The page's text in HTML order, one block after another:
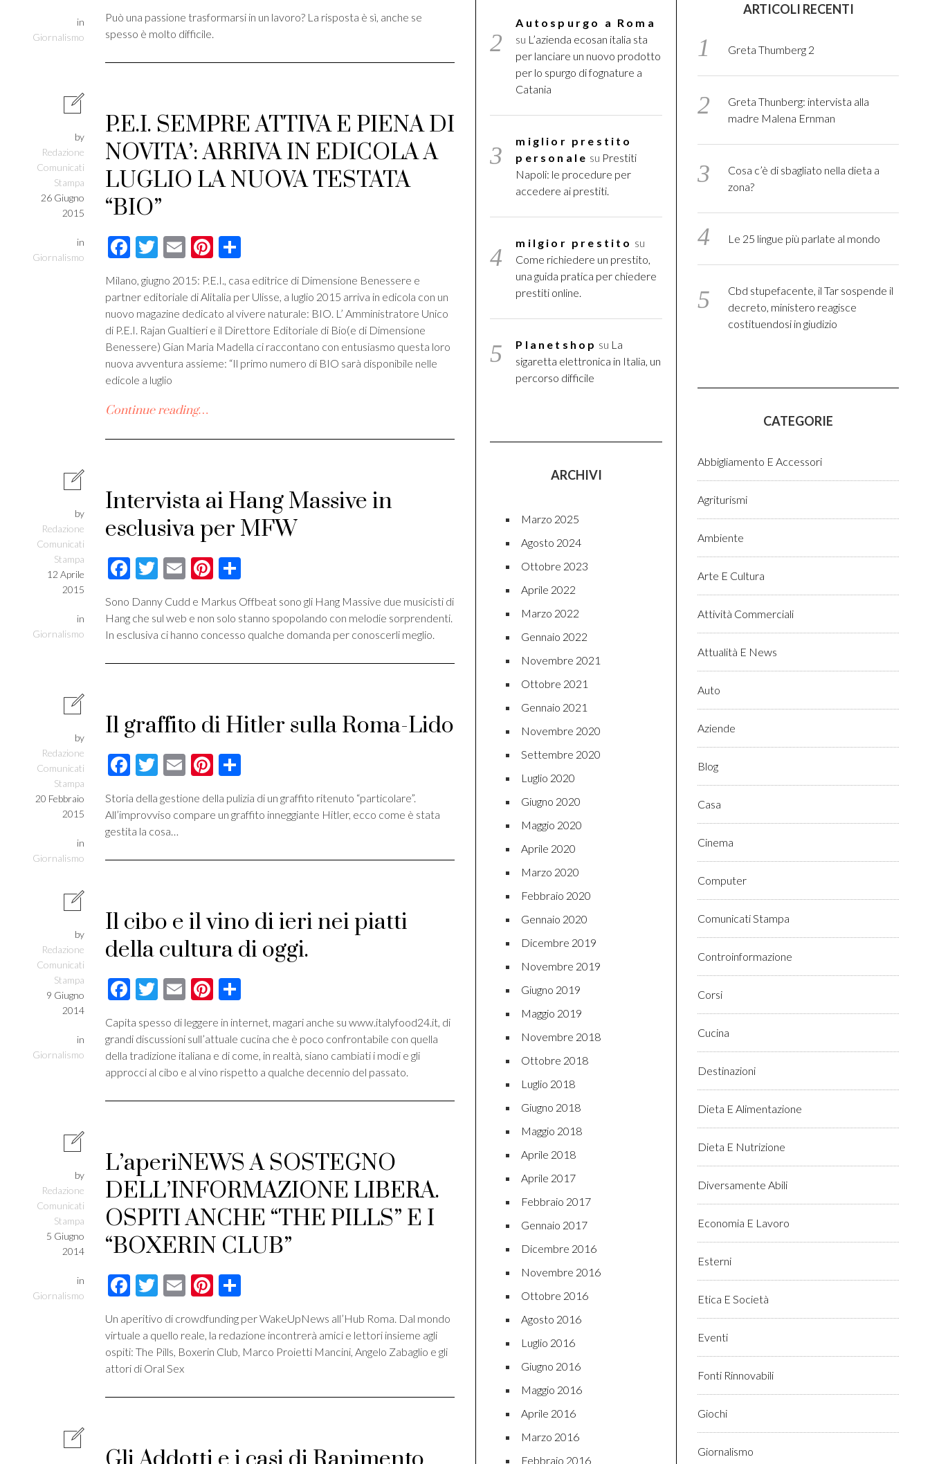
in
Giornalismo
Può una passione trasformarsi in un lavoro? La risposta è sì, anche se
spesso è molto difficile.
by
Redazione
Comunicati
Stampa
26 Giugno
2015
in
Giornalismo
P.E.I. SEMPRE ATTIVA E PIENA DI
NOVITA’: ARRIVA IN EDICOLA A
LUGLIO LA NUOVA TESTATA
“BIO”
Facebook
Twitter
EmailPinterest
Milano, giugno 2015: P.E.I., casa editrice di Dimensione Benessere e
partner editoriale di Alitalia per Ulisse, a luglio 2015 arriva in edicola con un
nuovo magazine dedicato al vivere naturale: BIO. L’ Amministratore Unico
di P.E.I. Rajan Gualtieri e il Direttore Editoriale di Bio(e di Dimensione
Benessere) Gian Maria Madella ci raccontano con entusiasmo questa loro
nuova avventura assieme: “Il primo numero di BIO sarà disponibile nelle
edicole a luglio
Continue reading…
by
Redazione
Comunicati
Stampa
12 Aprile
2015
in
Giornalismo
Intervista ai Hang Massive in
esclusiva per MFW
Facebook
Twitter
EmailPinterest
Sono Danny Cudd e Markus Offbeat sono gli Hang Massive due musicisti di
Hang che sul web e non solo stanno spopolando con melodie sorprendenti.
In esclusiva ci hanno concesso qualche domanda per conoscerli meglio.
by
Redazione
Comunicati
Stampa
20 Febbraio
2015
in
Giornalismo
Il graffito di Hitler sulla Roma-Lido
Facebook
Twitter
EmailPinterest
Storia della gestione della pulizia di un graffito ritenuto “particolare”.
All’improvviso compare un graffito inneggiante Hitler, ecco come è stata
gestita la cosa…
by
Redazione
Comunicati
Stampa
9 Giugno
2014
in
Giornalismo
Il cibo e il vino di ieri nei piatti
della cultura di oggi.
Facebook
Twitter
EmailPinterest
Capita spesso di leggere in internet, magari anche su www.italyfood24.it, di
grandi discussioni sull’attuale cucina che è poco confrontabile con quella
della tradizione italiana e di come, in realtà, siano cambiati i modi e gli
approcci al cibo e al vino rispetto a qualche decennio del passato.
by
Redazione
Comunicati
Stampa
5 Giugno
2014
in
Giornalismo
L’aperiNEWS A SOSTEGNO
DELL’INFORMAZIONE LIBERA.
OSPITI ANCHE “THE PILLS” E I
“BOXERIN CLUB”
Facebook
Twitter
EmailPinterest
Un aperitivo di crowdfunding per WakeUpNews all’Hub Roma. Dal mondo
virtuale a quello reale, la redazione incontrerà amici e lettori insieme agli
ospiti: The Pills, Boxerin Club, Marco Proietti Mancini, Angelo Zabaglio e gli
attori di Oral Sex
Autospurgo a Roma
su L’azienda ecosan italia sta
per lanciare un nuovo prodotto
per lo spurgo di fognature a
Catania
miglior prestito
personale su Prestiti
Napoli: le procedure per
accedere ai prestiti.
milgior prestito su
Come richiedere un prestito,
una guida pratica per chiedere
prestiti online.
Planetshop su La
sigaretta elettronica in Italia, un
percorso difficile
ARCHIVI
Marzo 2025
Agosto 2024
Ottobre 2023
Aprile 2022
Marzo 2022
Gennaio 2022
Novembre 2021
Ottobre 2021
Gennaio 2021
Novembre 2020
Settembre 2020
Luglio 2020
Giugno 2020
Maggio 2020
Aprile 2020
Marzo 2020
Febbraio 2020
Gennaio 2020
Dicembre 2019
Novembre 2019
Giugno 2019
Maggio 2019
Novembre 2018
Ottobre 2018
Luglio 2018
Giugno 2018
Maggio 2018
Aprile 2018
Aprile 2017
Febbraio 2017
Gennaio 2017
Dicembre 2016
Novembre 2016
Ottobre 2016
Agosto 2016
Luglio 2016
Giugno 2016
Maggio 2016
Aprile 2016
Marzo 2016
Febbraio 2016
ARTICOLI RECENTI
Greta Thumberg 2
Greta Thunberg: intervista alla
madre Malena Ernman
Cosa c’è di sbagliato nella dieta a
zona?
Le 25 lingue più parlate al mondo
Cbd stupefacente, il Tar sospende il
decreto, ministero reagisce
costituendosi in giudizio
CATEGORIE
Abbigliamento E Accessori
Agriturismi
Ambiente
Arte E Cultura
Attività Commerciali
Attualità E News
Auto
Aziende
Blog
Casa
Cinema
Computer
Comunicati Stampa
Controinformazione
Corsi
Cucina
Destinazioni
Dieta E Alimentazione
Dieta E Nutrizione
Diversamente Abili
Economia E Lavoro
Esterni
Etica E Società
Eventi
Fonti Rinnovabili
Giochi
Giornalismo